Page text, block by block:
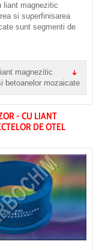
liant magnezitic
si superfinisarea
sunt segmenti de
magnezitic
betoanelor mozaicate
- CU LIANT
DE OTEL